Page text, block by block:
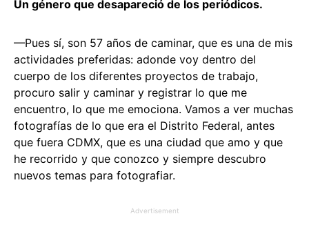
Un género que desapareció de los periódicos.
—Pues sí, son 57 años de caminar, que es una de mis
actividades preferidas: adonde voy dentro del
cuerpo de los diferentes proyectos de trabajo,
procuro salir y caminar y registrar lo que me
encuentro, lo que me emociona. Vamos a ver muchas
fotografías de lo que era el Distrito Federal, antes
que fuera CDMX, que es una ciudad que amo y que
he recorrido y que conozco y siempre descubro
nuevos temas para fotografiar.
Advertisement